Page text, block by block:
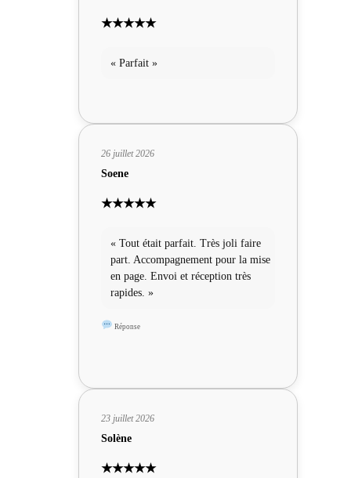
★★★★★
« Parfait »
26 juillet 2026
Soene
★★★★★
« Tout était parfait. Très joli faire
part. Accompagnement pour la mise
en page. Envoi et réception très
rapides. »
Réponse
23 juillet 2026
Solène
★★★★★